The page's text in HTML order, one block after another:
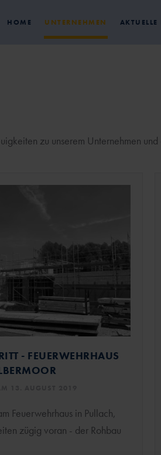
HOME UNTERNEHMEN AKTUELLE
zu unserem Unternehmen
- FEUERWEHRHAUS
Feuerwehrhaus in Pullach,
zügig voran - der Rohbau